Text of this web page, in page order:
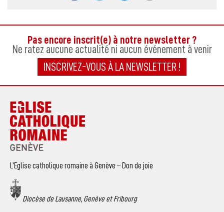
Pas encore inscrit(e) à notre newsletter ?
Ne ratez aucune actualité ni aucun événement à venir
INSCRIVEZ-VOUS À LA NEWSLETTER !
L’Eglise catholique romaine à Genève – Don de joie
Diocèse de Lausanne, Genève et Fribourg